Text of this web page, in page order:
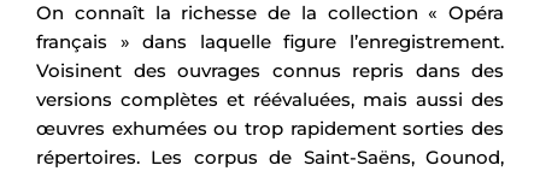
On connaît la richesse de la collection « Opéra
français » dans laquelle figure l’enregistrement.
Voisinent des ouvrages connus repris dans des
versions complètes et réévaluées, mais aussi des
œuvres exhumées ou trop rapidement sorties des
répertoires. Les corpus de Saint-Saëns, Gounod,